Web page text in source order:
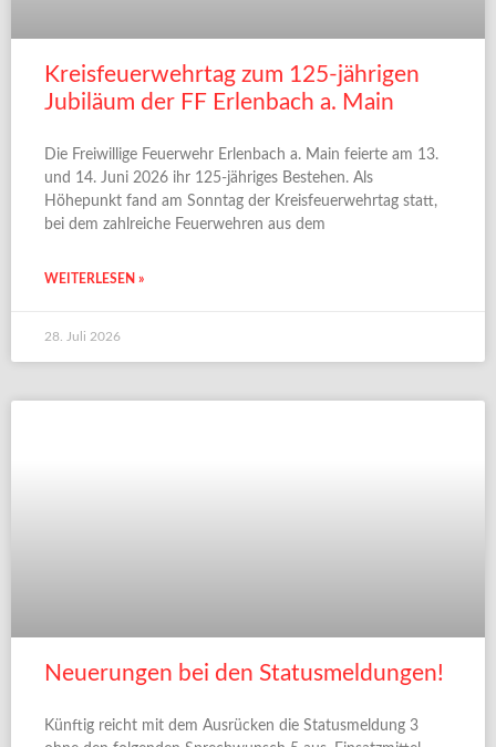
Kreisfeuerwehrtag zum 125-jährigen
Jubiläum der FF Erlenbach a. Main
Die Freiwillige Feuerwehr Erlenbach a. Main feierte am 13.
und 14. Juni 2026 ihr 125-jähriges Bestehen. Als
Höhepunkt fand am Sonntag der Kreisfeuerwehrtag statt,
bei dem zahlreiche Feuerwehren aus dem
WEITERLESEN »
28. Juli 2026
Neuerungen bei den Statusmeldungen!
Künftig reicht mit dem Ausrücken die Statusmeldung 3